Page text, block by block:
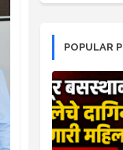
POPULAR